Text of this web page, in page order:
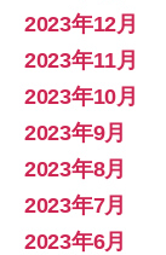
2023年12月
2023年11月
2023年10月
2023年9月
2023年8月
2023年7月
2023年6月